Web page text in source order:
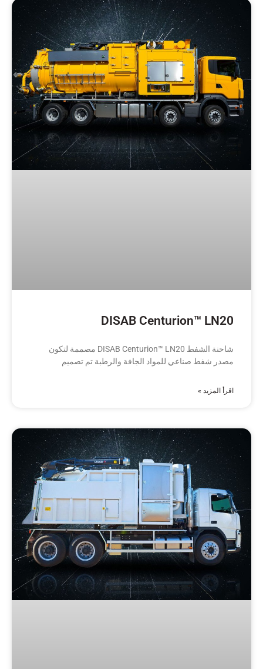
DISAB Centurion™ LN20
شاحنة الشفط DISAB Centurion™ LN20 مصممة لتكون
مصدر شفط صناعي للمواد الجافة والرطبة تم تصميم
اقرأ المزيد »